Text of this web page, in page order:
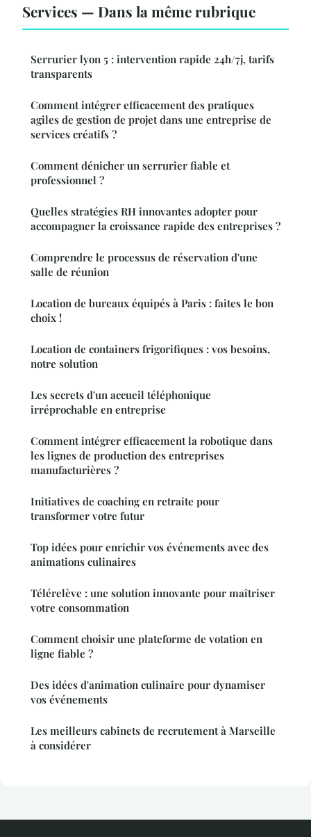
Services — Dans la même rubrique
Serrurier lyon 5 : intervention rapide 24h/7j, tarifs
transparents
Comment intégrer efficacement des pratiques
agiles de gestion de projet dans une entreprise de
services créatifs ?
Comment dénicher un serrurier fiable et
professionnel ?
Quelles stratégies RH innovantes adopter pour
accompagner la croissance rapide des entreprises ?
Comprendre le processus de réservation d'une
salle de réunion
Location de bureaux équipés à Paris : faites le bon
choix !
Location de containers frigorifiques : vos besoins,
notre solution
Les secrets d'un accueil téléphonique
irréprochable en entreprise
Comment intégrer efficacement la robotique dans
les lignes de production des entreprises
manufacturières ?
Initiatives de coaching en retraite pour
transformer votre futur
Top idées pour enrichir vos événements avec des
animations culinaires
Télérelève : une solution innovante pour maîtriser
votre consommation
Comment choisir une plateforme de votation en
ligne fiable ?
Des idées d'animation culinaire pour dynamiser
vos événements
Les meilleurs cabinets de recrutement à Marseille
à considérer